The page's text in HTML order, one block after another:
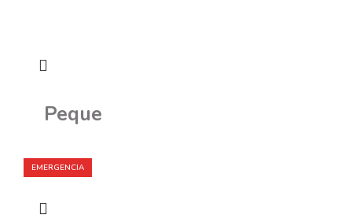
Peque
EMERGENCIA